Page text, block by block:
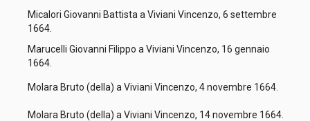
Micalori Giovanni Battista a Viviani Vincenzo, 6 settembre
1664.
Marucelli Giovanni Filippo a Viviani Vincenzo, 16 gennaio
1664.
Molara Bruto (della) a Viviani Vincenzo, 4 novembre 1664.
Molara Bruto (della) a Viviani Vincenzo, 14 novembre 1664.